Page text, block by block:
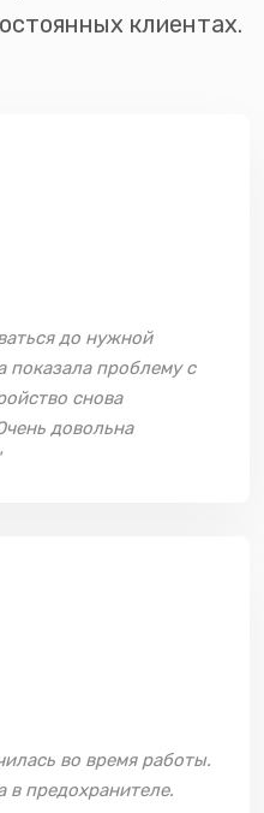
клиентах.
до нужной
показала проблему с
снова
довольна
во время работы.
в предохранителе.